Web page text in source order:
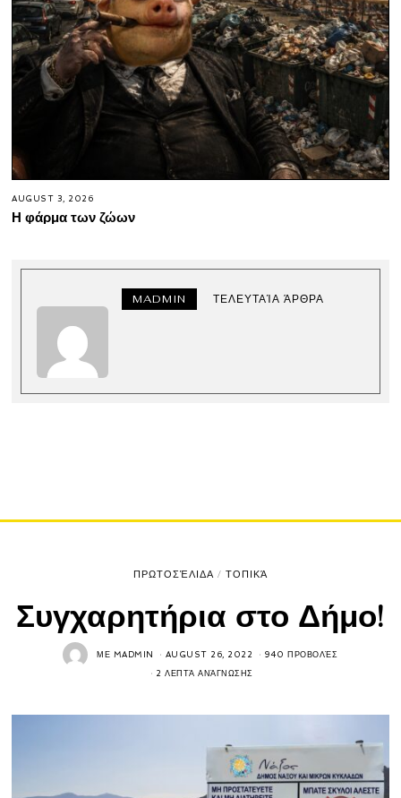
AUGUST 3, 2026
Η φάρμα των ζώων
MADMIN ΤΕΛΕΥΤΑΊΑ ΆΡΘΡΑ
ΠΡΩΤΟΣΈΛΙΔΑ / ΤΟΠΙΚΆ
Συγχαρητήρια στο Δήμο!
ΜΕ MADMIN AUGUST 26, 2022 940 ΠΡΟΒΟΛΈΣ
2 ΛΕΠΤΆ ΑΝΆΓΝΩΣΗΣ